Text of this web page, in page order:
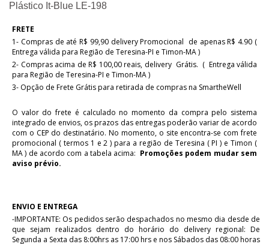
Plástico It-Blue LE-198
FRETE
1- Compras de até R$ 99,90 delivery Promocional de apenas R$ 4.90 (
Entrega válida para Região de Teresina-PI e Timon-MA )
2- Compras acima de R$ 100,00 reais, delivery Grátis. ( Entrega válida
para Região de Teresina-PI e Timon-MA )
3- Opção de Frete Grátis para retirada de compras na SmartheWell
O valor do frete é calculado no momento da compra pelo sistema
integrado de envios, os prazos das entregas poderão variar de acordo
com o CEP do destinatário. No momento, o site encontra-se com frete
promocional ( termos 1 e 2 ) para a região de Teresina ( PI ) e Timon (
MA ) de acordo com a tabela acima: Promoções podem mudar sem
aviso prévio.
ENVIO E ENTREGA
-IMPORTANTE: Os pedidos serão despachados no mesmo dia desde de
que sejam realizados dentro do horário do delivery regional: De
Segunda a Sexta das 8:00hrs as 17:00 hrs e nos Sábados das 08:00 horas